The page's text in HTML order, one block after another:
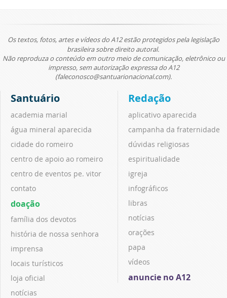
Os textos, fotos, artes e vídeos do A12 estão protegidos pela legislação
brasileira sobre direito autoral.
Não reproduza o conteúdo em outro meio de comunicação, eletrônico ou
impresso, sem autorização expressa do A12
(faleconosco@santuarionacional.com).
Santuário
academia marial
água mineral aparecida
cidade do romeiro
centro de apoio ao romeiro
centro de eventos pe. vitor
contato
doação
família dos devotos
história de nossa senhora
imprensa
locais turísticos
loja oficial
notícias
Redação
aplicativo aparecida
campanha da fraternidade
dúvidas religiosas
espiritualidade
igreja
infográficos
libras
notícias
orações
papa
vídeos
anuncie no A12